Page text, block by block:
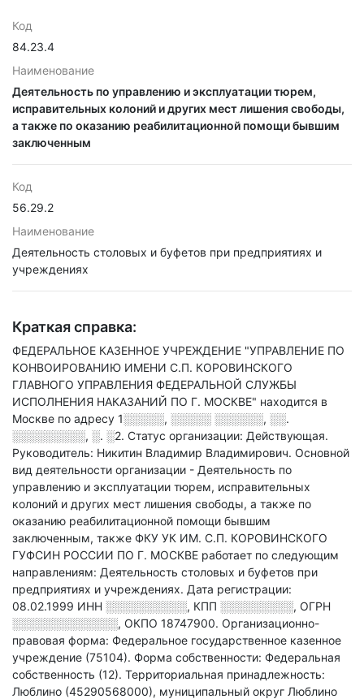
Код
84.23.4
Наименование
Деятельность по управлению и эксплуатации тюрем,
исправительных колоний и других мест лишения свободы,
а также по оказанию реабилитационной помощи бывшим
заключенным
Код
56.29.2
Наименование
Деятельность столовых и буфетов при предприятиях и
учреждениях
Краткая справка:
ФЕДЕРАЛЬНОЕ КАЗЕННОЕ УЧРЕЖДЕНИЕ "УПРАВЛЕНИЕ ПО
КОНВОИРОВАНИЮ ИМЕНИ С.П. КОРОВИНСКОГО
ГЛАВНОГО УПРАВЛЕНИЯ ФЕДЕРАЛЬНОЙ СЛУЖБЫ
ИСПОЛНЕНИЯ НАКАЗАНИЙ ПО Г. МОСКВЕ" находится в
Москве по адресу 1░░░░░, ░░░░░ ░░░░░░, ░░.
░░░░░░░░░, ░. ░2. Статус организации: Действующая.
Руководитель: Никитин Владимир Владимирович. Основной
вид деятельности организации - Деятельность по
управлению и эксплуатации тюрем, исправительных
колоний и других мест лишения свободы, а также по
оказанию реабилитационной помощи бывшим
заключенным, также ФКУ УК ИМ. С.П. КОРОВИНСКОГО
ГУФСИН РОССИИ ПО Г. МОСКВЕ работает по следующим
направлениям: Деятельность столовых и буфетов при
предприятиях и учреждениях. Дата регистрации:
08.02.1999 ИНН ░░░░░░░░░░, КПП ░░░░░░░░░, ОГРН
░░░░░░░░░░░░░, ОКПО 18747900. Организационно-
правовая форма: Федеральное государственное казенное
учреждение (75104). Форма собственности: Федеральная
собственность (12). Территориальная принадлежность:
Люблино (45290568000), муниципальный округ Люблино